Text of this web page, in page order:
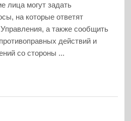
лица могут задать
на которые ответят
а также сообщить
действий и
со стороны ...